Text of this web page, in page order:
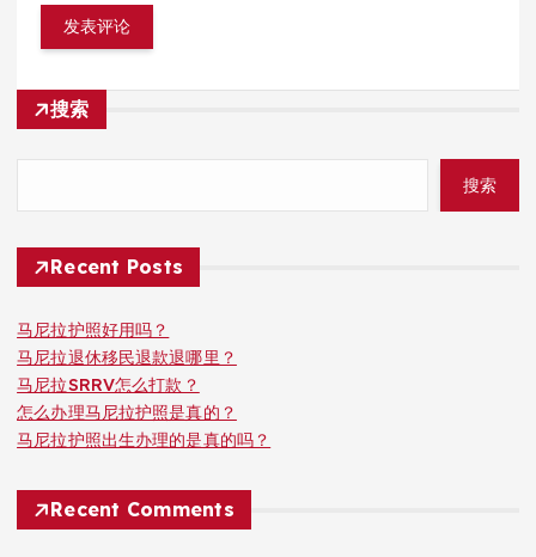
搜索
搜索
Recent Posts
马尼拉护照好用吗？
马尼拉退休移民退款退哪里？
马尼拉SRRV怎么打款？
怎么办理马尼拉护照是真的？
马尼拉护照出生办理的是真的吗？
Recent Comments